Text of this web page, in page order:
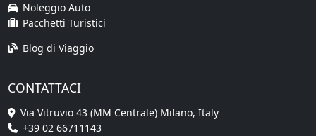
Noleggio Auto
Pacchetti Turistici
Blog di Viaggio
CONTATTACI
Via Vitruvio 43 (MM Centrale) Milano, Italy
+39 02 66711143